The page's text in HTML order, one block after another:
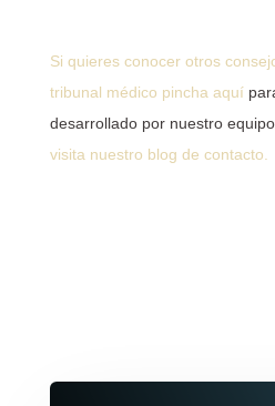
Si quieres conocer otros
tribunal médico pincha aquí
desarrollado por nuestro
visita nuestro blog de contacto.